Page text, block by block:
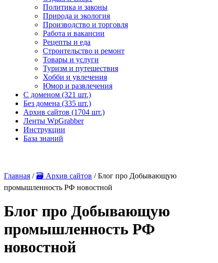
Политика и законы
Природа и экология
Производство и торговля
Работа и вакансии
Рецепты и еда
Строительство и ремонт
Товары и услуги
Туризм и путешествия
Хобби и увлечения
Юмор и развлечения
С доменом (321 шт.)
Без домена (335 шт.)
Архив сайтов (1704 шт.)
Ленты WpGrabber
Инструкции
База знаний
Главная / 🗃 Архив сайтов / Блог про Добывающую
промышленность РФ новостной
Блог про Добывающую
промышленность РФ
новостной